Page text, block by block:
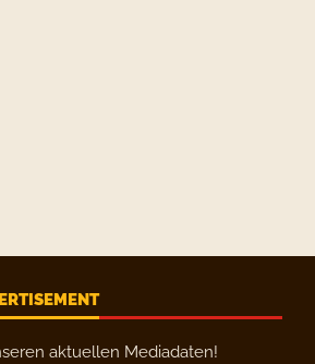
aktuellen Mediadaten!